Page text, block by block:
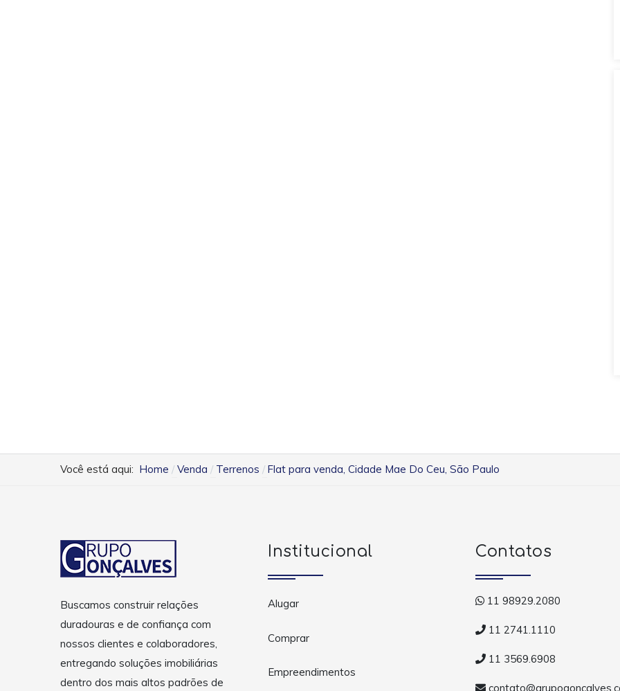
Você está aqui: Home Venda Terrenos Flat para venda, Cidade Mae Do Ceu, São Paulo
Buscamos construir relações
duradouras e de confiança com
nossos clientes e colaboradores,
entregando soluções imobiliárias
dentro dos mais altos padrões de
Institucional
Alugar
Comprar
Empreendimentos
Contatos
11 98929.2080
11 2741.1110
11 3569.6908